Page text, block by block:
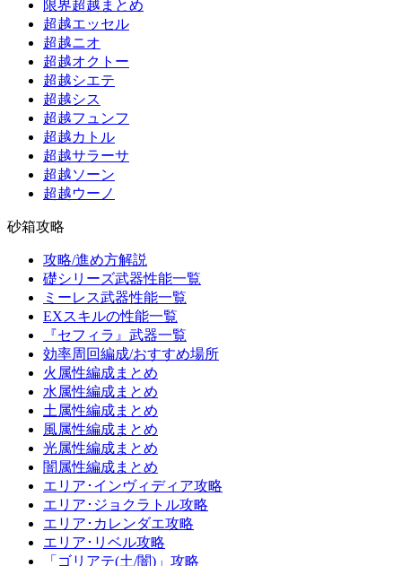
限界超越まとめ
超越エッセル
超越ニオ
超越オクトー
超越シエテ
超越シス
超越フュンフ
超越カトル
超越サラーサ
超越ソーン
超越ウーノ
砂箱攻略
攻略/進め方解説
礎シリーズ武器性能一覧
ミーレス武器性能一覧
EXスキルの性能一覧
『セフィラ』武器一覧
効率周回編成/おすすめ場所
火属性編成まとめ
水属性編成まとめ
土属性編成まとめ
風属性編成まとめ
光属性編成まとめ
闇属性編成まとめ
エリア･インヴィディア攻略
エリア･ジョクラトル攻略
エリア･カレンダエ攻略
エリア･リベル攻略
「ゴリアテ(土/闇)」攻略